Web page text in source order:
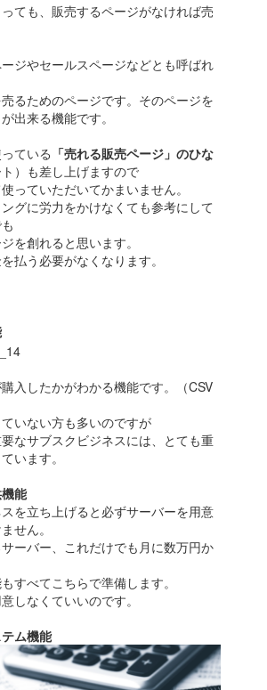
ても、販売するページがなければ売
ジやセールスページなどとも呼ばれ
るためのページです。そのページを
出来る機能です。
ている 「売れる販売ページ」のひな
ト）も差し上げますので
っていただいてかまいません。
グに労力をかけなくても参考にして
を創れると思います。
払う必要がなくなります。
入したかがわかる機能です。（CSV
いない方も多いのですが
なサブスクビジネスには、とても重
います。
能
を立ち上げると必ずサーバーを用意
せん。
ーバー、これだけでも月に数万円か
すべてこちらで準備します。
しなくていいのです。
テム機能